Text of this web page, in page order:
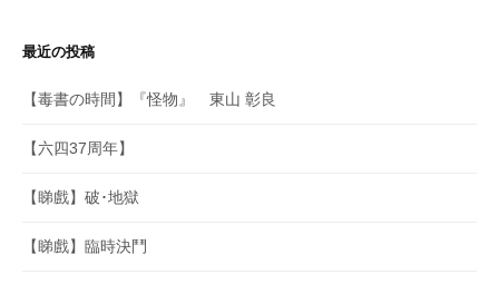
最近の投稿
【毒書の時間】『怪物』 東山 彰良
【六四37周年】
【睇戲】破･地獄
【睇戲】臨時決鬥